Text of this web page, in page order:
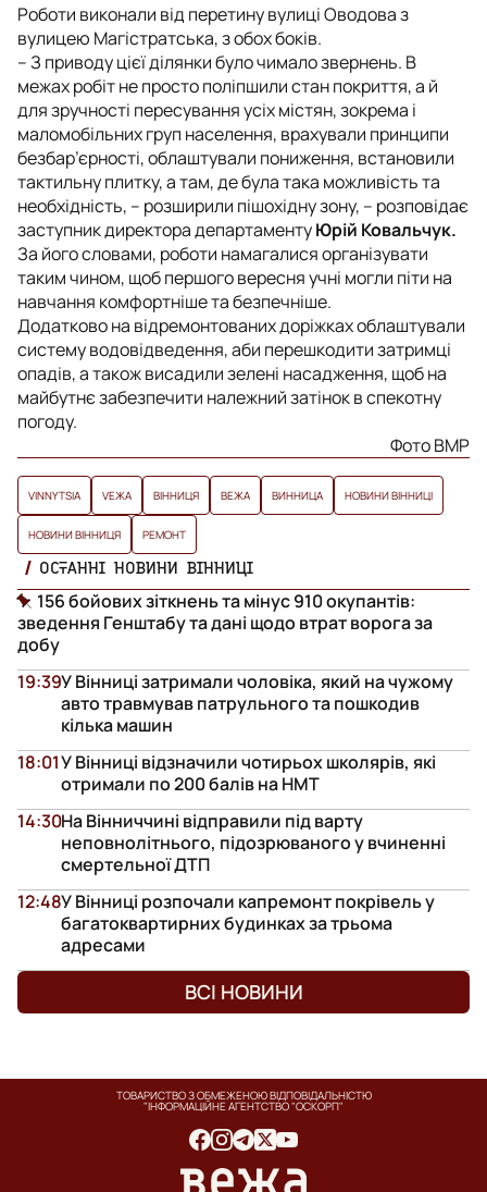
Роботи виконали від перетину вулиці Оводова з
вулицею Магістратська, з обох боків.
– З приводу цієї ділянки було чимало звернень. В
межах робіт не просто поліпшили стан покриття, а й
для зручності пересування усіх містян, зокрема і
маломобільних груп населення, врахували принципи
безбар’єрності, облаштували пониження, встановили
тактильну плитку, а там, де була така можливість та
необхідність, – розширили пішохідну зону, – розповідає
заступник директора департаментуЮрій Ковальчук.
За його словами, роботи намагалися організувати
таким чином, щоб першого вересня учні могли піти на
навчання комфортніше та безпечніше.
Додатково на відремонтованих доріжках облаштували
систему водовідведення, аби перешкодити затримці
опадів, а також висадили зелені насадження, щоб на
майбутнє забезпечити належний затінок в спекотну
погоду.
Фото ВМР
VINNYTSIA VЕЖА ВІННИЦЯ ВЕЖА ВИННИЦА НОВИНИ ВІННИЦІ
НОВИНИ ВІННИЦЯ РЕМОНТ
ОСТАННІ НОВИНИ ВІННИЦІ
156 бойових зіткнень та мінус 910 окупантів:
зведення Генштабу та дані щодо втрат ворога за
добу
У Вінниці затримали чоловіка, який на чужому
авто травмував патрульного та пошкодив
кілька машин
19:39
У Вінниці відзначили чотирьох школярів, які
отримали по 200 балів на НМТ
18:01
На Вінниччині відправили під варту
неповнолітнього, підозрюваного у вчиненні
смертельної ДТП
14:30
У Вінниці розпочали капремонт покрівель у
багатоквартирних будинках за трьома
адресами
12:48
ВСІ НОВИНИ
ТОВАРИСТВО З ОБМЕЖЕНОЮ ВІДПОВІДАЛЬНІСТЮ
"ІНФОРМАЦІЙНЕ АГЕНТСТВО "ОСКОРП"